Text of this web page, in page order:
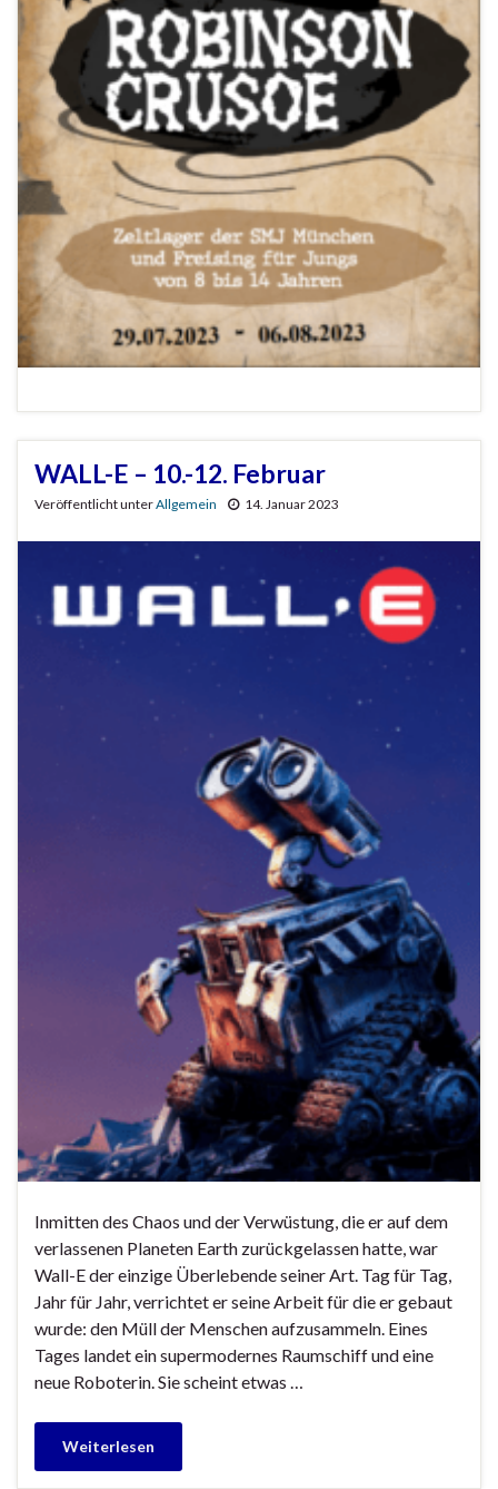
WALL-E – 10.-12. Februar
Veröffentlicht unterAllgemein 14. Januar 2023
Inmitten des Chaos und der Verwüstung, die er auf dem
verlassenen Planeten Earth zurückgelassen hatte, war
Wall-E der einzige Überlebende seiner Art. Tag für Tag,
Jahr für Jahr, verrichtet er seine Arbeit für die er gebaut
wurde: den Müll der Menschen aufzusammeln. Eines
Tages landet ein supermodernes Raumschiff und eine
neue Roboterin. Sie scheint etwas …
Weiterlesen